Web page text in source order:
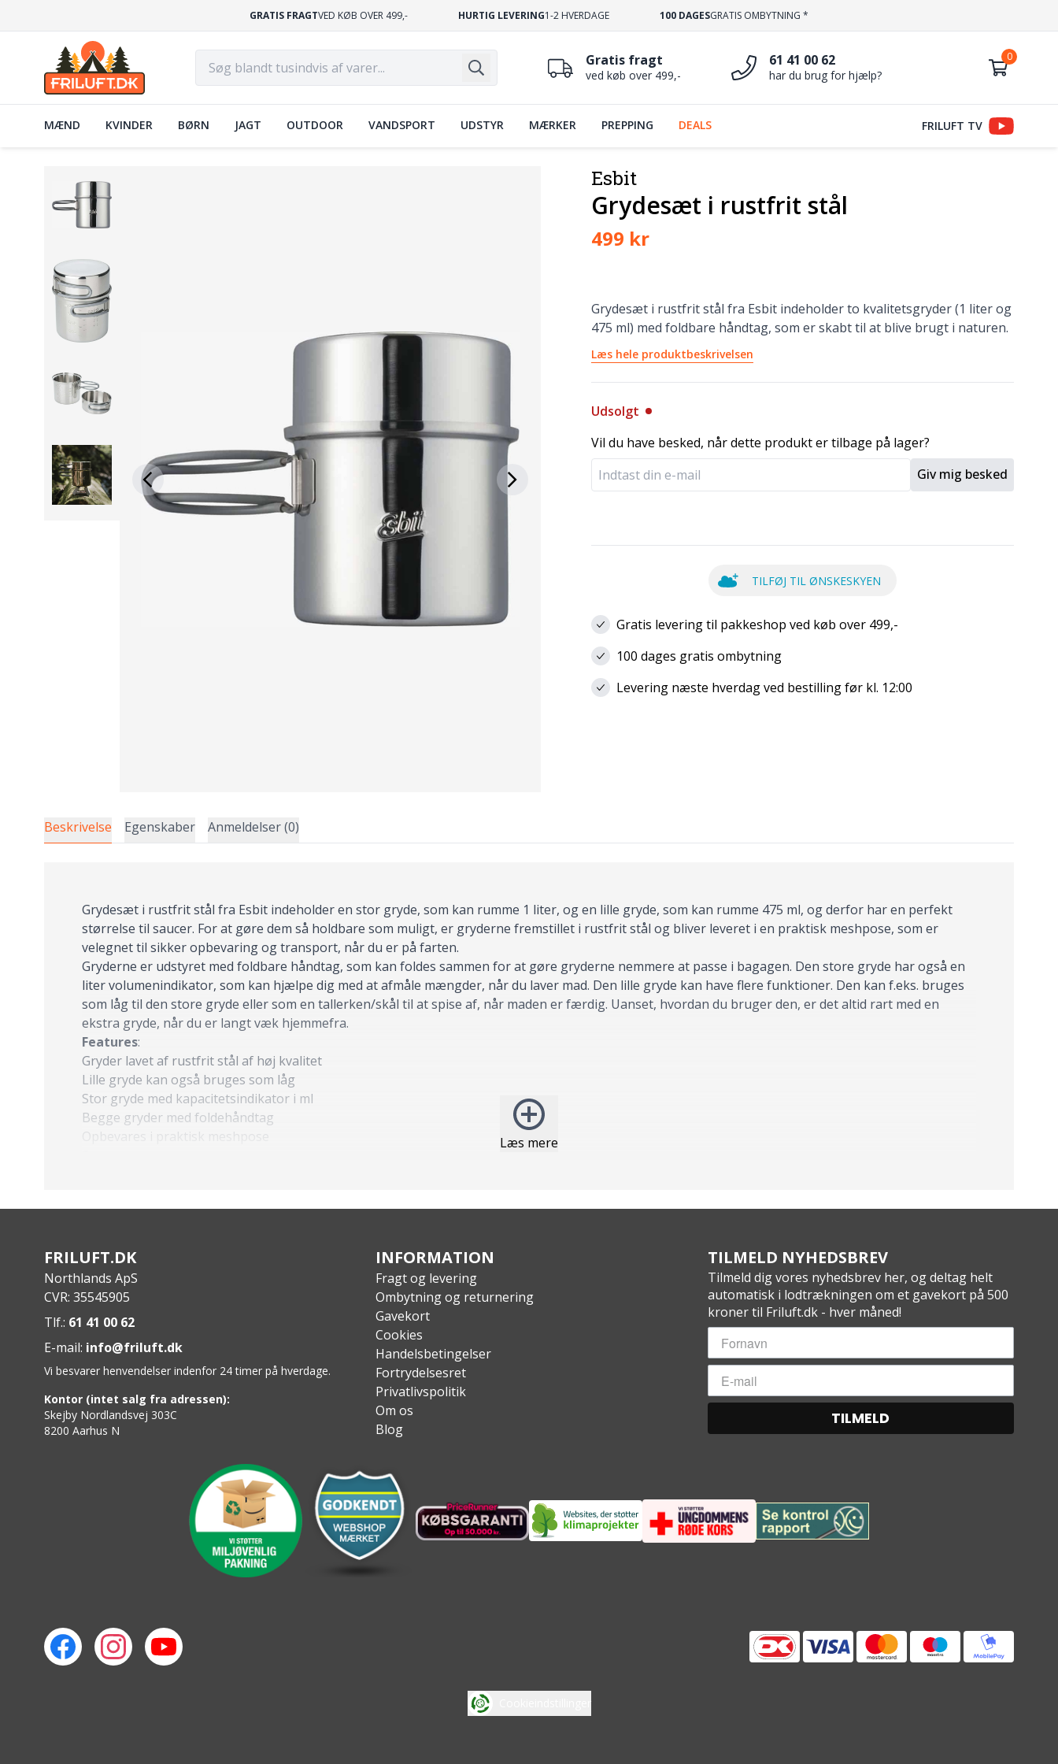
GRATIS FRAGTVED KØB OVER 499,- HURTIG LEVERING1-2 HVERDAGE 100 DAGESGRATIS OMBYTNING *
Gratis fragt
ved køb over 499,-
61 41 00 62
har du brug for hjælp?
MÆND KVINDER BØRN JAGT OUTDOOR VANDSPORT UDSTYR MÆRKER PREPPING DEALS FRILUFT TV
Esbit
Grydesæt i rustfrit stål
499 kr
Grydesæt i rustfrit stål fra Esbit indeholder to kvalitetsgryder (1 liter og
475 ml) med foldbare håndtag, som er skabt til at blive brugt i naturen.
Læs hele produktbeskrivelsen
Udsolgt
Vil du have besked, når dette produkt er tilbage på lager?
Giv mig besked
TILFØJ TIL ØNSKESKYEN
Gratis levering til pakkeshop ved køb over 499,-
100 dages gratis ombytning
Levering næste hverdag ved bestilling før kl. 12:00
Beskrivelse Egenskaber Anmeldelser (0)
Læs mere
Grydesæt i rustfrit stål fra Esbit indeholder en stor gryde, som kan rumme 1 liter, og en lille gryde, som kan rumme 475 ml, og derfor har en perfekt
størrelse til saucer. For at gøre dem så holdbare som muligt, er gryderne fremstillet i rustfrit stål og bliver leveret i en praktisk meshpose, som er
velegnet til sikker opbevaring og transport, når du er på farten.
Gryderne er udstyret med foldbare håndtag, som kan foldes sammen for at gøre gryderne nemmere at passe i bagagen. Den store gryde har også en
liter volumenindikator, som kan hjælpe dig med at afmåle mængder, når du laver mad. Den lille gryde kan have flere funktioner. Den kan f.eks. bruges
som låg til den store gryde eller som en tallerken/skål til at spise af, når maden er færdig. Uanset, hvordan du bruger den, er det altid rart med en
ekstra gryde, når du er langt væk hjemmefra.
Features:
Gryder lavet af rustfrit stål af høj kvalitet
Lille gryde kan også bruges som låg
Stor gryde med kapacitetsindikator i ml
Begge gryder med foldehåndtag
Opbevares i praktisk meshpose
Kapacitet: 1000 ml/475 ml
FRILUFT.DK
Northlands ApS
CVR: 35545905
Tlf.: 61 41 00 62
E-mail: info@friluft.dk
Vi besvarer henvendelser indenfor 24 timer på hverdage.
Kontor (intet salg fra adressen):
Skejby Nordlandsvej 303C
8200 Aarhus N
INFORMATION
Fragt og levering
Ombytning og returnering
Gavekort
Cookies
Handelsbetingelser
Fortrydelsesret
Privatlivspolitik
Om os
Blog
TILMELD NYHEDSBREV
Tilmeld dig vores nyhedsbrev her, og deltag helt
automatisk i lodtrækningen om et gavekort på 500
kroner til Friluft.dk - hver måned!
TILMELD